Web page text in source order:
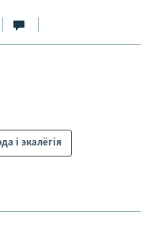
і экалёгія